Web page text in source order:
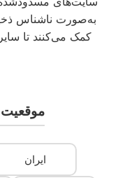
به‌صورت ناشناس
کمک می‌کنند تا سایر
ایران